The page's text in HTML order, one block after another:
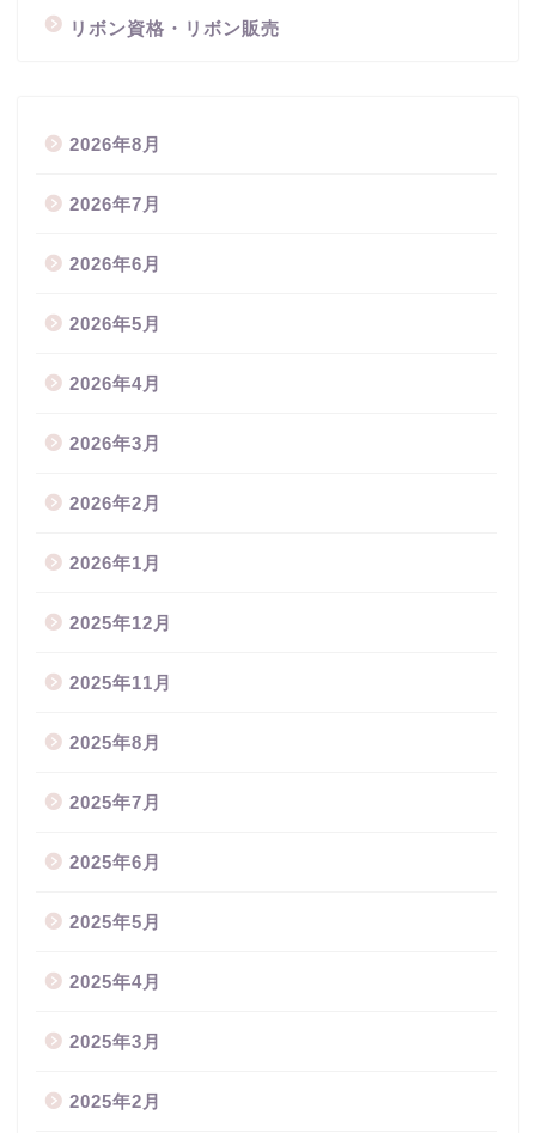
リボン資格・リボン販売
2026年8月
2026年7月
2026年6月
2026年5月
2026年4月
2026年3月
2026年2月
2026年1月
2025年12月
2025年11月
2025年8月
2025年7月
2025年6月
2025年5月
2025年4月
2025年3月
2025年2月